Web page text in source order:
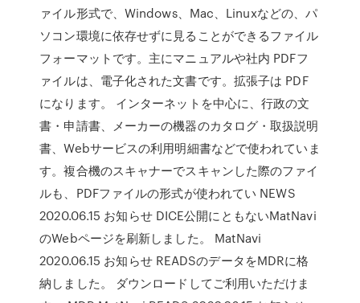
ァイル形式で、Windows、Mac、Linuxなどの、パ
ソコン環境に依存せずに見ることができるファイル
フォーマットです。主にマニュアルや社内 PDFフ
ァイルは、電子化された文書です。拡張子は PDF
になります。 インターネットを中心に、行政の文
書・申請書、メーカーの機器のカタログ・取扱説明
書、Webサービスの利用明細書などで使われていま
す。複合機のスキャナーでスキャンした際のファイ
ルも、PDFファイルの形式が使われてい NEWS
2020.06.15 お知らせ DICE公開にともないMatNavi
のWebページを刷新しました。 MatNavi
2020.06.15 お知らせ READSのデータをMDRに格
納しました。 ダウンロードしてご利用いただけま